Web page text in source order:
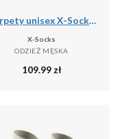
Skarpety unisex X-Socks TRAILRUN DISCOVER ANKLE MINERAL BLUE/X BLACK A016
X-Socks
ODZIEŻ MĘSKA
109.99 zł